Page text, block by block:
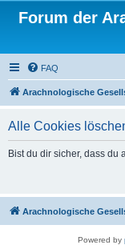
Forum der
FAQ
Arachnologische
Alle Cookies
Bist du dir sicher, dass du
Arachnologische
Powered by